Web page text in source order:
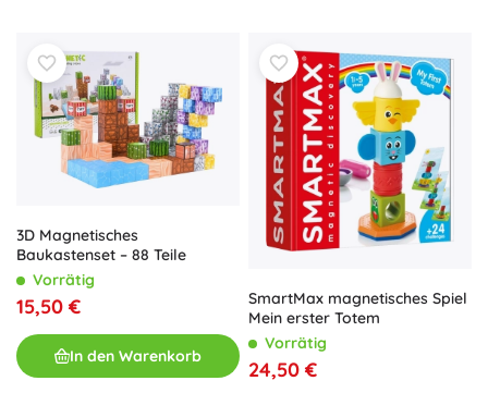
3D Magnetisches
Baukastenset – 88 Teile
Vorrätig
15,50 €
In den Warenkorb
SmartMax magnetisches Spiel
Mein erster Totem
Vorrätig
24,50 €